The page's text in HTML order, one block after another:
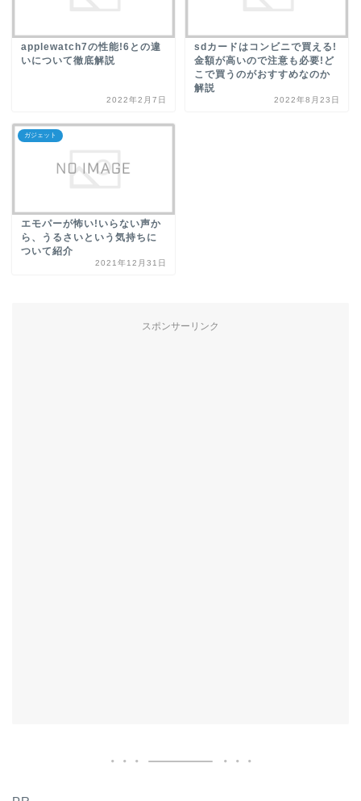
applewatch7の性能!6との違
いについて徹底解説
2022年2月7日
sdカードはコンビニで買える!
金額が高いので注意も必要!ど
こで買うのがおすすめなのか
解説
2022年8月23日
ガジェット
エモパーが怖い!いらない声か
ら、うるさいという気持ちに
ついて紹介
2021年12月31日
スポンサーリンク